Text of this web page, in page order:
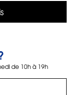
de 10h à 19h